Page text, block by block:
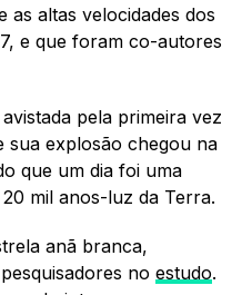
altas velocidades dos
e que foram co-autores
pela primeira vez
sua explosão chegou na
que um dia foi uma
mil anos-luz da Terra.
anã branca,
no estudo.